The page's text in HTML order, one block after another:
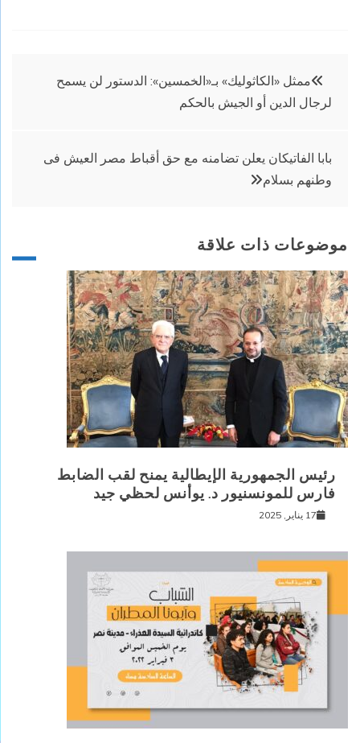
تصفّح
المقالات
ممثل «الكاثوليك» بـ«الخمسين»: الدستور لن يسمح
لرجال الدين أو الجيش بالحكم
بابا الفاتيكان يعلن تضامنه مع حق أقباط مصر العيش فى
وطنهم بسلام
موضوعات ذات علاقة
رئيس الجمهورية الإيطالية يمنح لقب الضابط
فارس للمونسنيور د. يوأنس لحظي جيد
17 يناير, 2025